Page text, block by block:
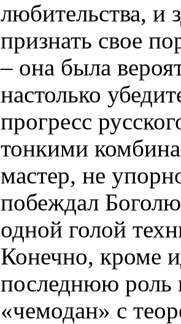
любительства, и
признать свое
– она была
настолько
прогресс
тонкими
мастер, не
побеждал
одной голой
Конечно, кроме
последнюю роль
«чемодан» с